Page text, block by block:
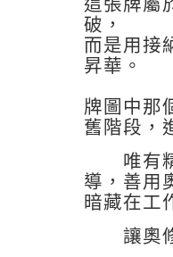
破，
而是用接
昇華。
牌圖中那
舊階段，
唯有精
導，善用
暗藏在工
讓奧修